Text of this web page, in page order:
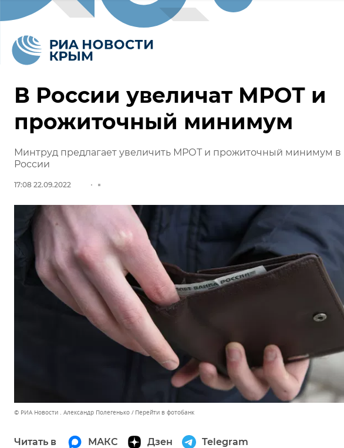
В России увеличат МРОТ и
прожиточный минимум
Минтруд предлагает увеличить МРОТ и прожиточный минимум в
России
17:08 22.09.2022
© РИА Новости . Александр Полегенько Перейти в фотобанк
Читать в МАКС Дзен Telegram